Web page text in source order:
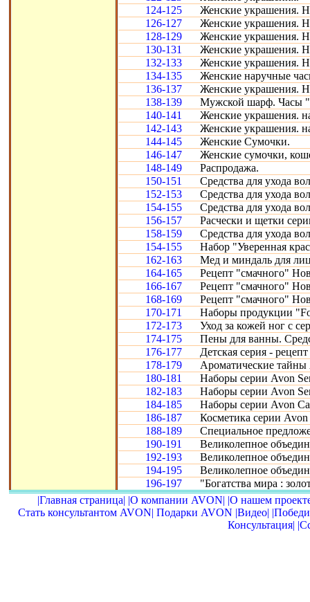
124-125
Женские украшения.
126-127
Женские украшения.
128-129
Женские украшения.
130-131
Женские украшения.
132-133
Женские украшения.
134-135
Женские наручные
136-137
Женские украшения.
138-139
Мужской шарф. Часы
140-141
Женские украшения.
142-143
Женские украшения.
144-145
Женские Сумочки.
146-147
Женские сумочки,
148-149
Распродажа.
150-151
Средства для ухода
152-153
Средства для ухода
154-155
Средства для ухода
156-157
Расчески и щетки
158-159
Средства для ухода
154-155
Набор "Уверенная
162-163
Мед и миндаль для
164-165
Рецепт "смачного"
166-167
Рецепт "смачного"
168-169
Рецепт "смачного"
170-171
Наборы продукции
172-173
Уход за кожей ног с
174-175
Пены для ванны.
176-177
Детская серия -
178-179
Ароматические тайны
180-181
Наборы серии Avon
182-183
Наборы серии Avon
184-185
Наборы серии Avon
186-187
Косметика серии Avon
188-189
Специальное
190-191
Великолепное
192-193
Великолепное
194-195
Великолепное
196-197
"Богатства мира :
|Главная страница| |О компании AVON| |О нашем
Стать консультантом AVON| Подарки AVON |Видео|
Консультация|